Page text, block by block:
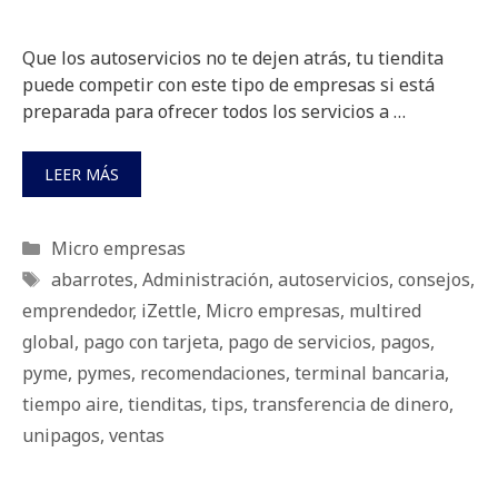
Que los autoservicios no te dejen atrás, tu tiendita
puede competir con este tipo de empresas si está
preparada para ofrecer todos los servicios a …
LEER MÁS
Categorías
Micro empresas
Etiquetas
abarrotes, Administración, autoservicios, consejos,
emprendedor, iZettle, Micro empresas, multired
global, pago con tarjeta, pago de servicios, pagos,
pyme, pymes, recomendaciones, terminal bancaria,
tiempo aire, tienditas, tips, transferencia de dinero,
unipagos, ventas